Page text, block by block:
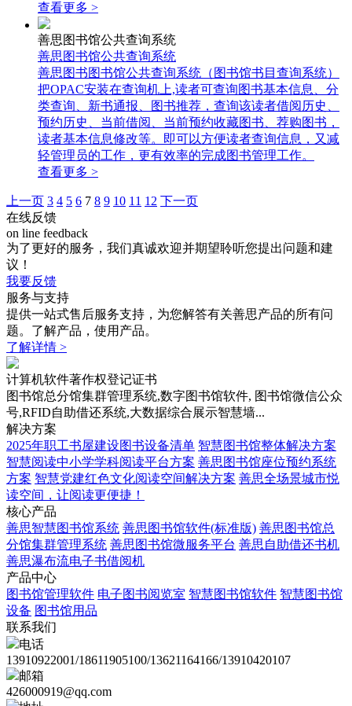
查看更多 >
善思图书馆公共查询系统
善思图书馆公共查询系统
善思图书图书馆公共查询系统（图书馆书目查询系统）
把OPAC安装在查询机上,读者可查询图书基本信息、分
类查询、新书通报、图书推荐，查询该读者借阅历史、
预约历史、当前借阅、当前预约收藏图书、荐购图书，
读者基本信息修改等。即可以方便读者查询信息，又减
轻管理员的工作，更有效率的完成图书管理工作。
查看更多 >
上一页 3 4 5 6 7 8 9 10 11 12 下一页
在线反馈
on line feedback
为了更好的服务，我们真诚欢迎并期望聆听您提出问题和建
议！
我要反馈
服务与支持
提供一站式售后服务支持，为您解答有关善思产品的所有问
题。了解产品，使用产品。
了解详情 >
计算机软件著作权登记证书
图书馆总分馆集群管理系统,数字图书馆软件, 图书馆微信公众
号,RFID自助借还系统,大数据综合展示智慧墙...
解决方案
2025年职工书屋建设图书设备清单 智慧图书馆整体解决方案
智慧阅读中小学学科阅读平台方案 善思图书馆座位预约系统
方案 智慧党建红色文化阅读空间解决方案 善思全场景城市悦
读空间，让阅读更便捷！
核心产品
善思智慧图书馆系统 善思图书馆软件(标准版) 善思图书馆总
分馆集群管理系统 善思图书馆微服务平台 善思自助借还书机
善思瀑布流电子书借阅机
产品中心
图书馆管理软件 电子图书阅览室 智慧图书馆软件 智慧图书馆
设备 图书馆用品
联系我们
电话
13910922001/18611905100/13621164166/13910420107
邮箱
426000919@qq.com